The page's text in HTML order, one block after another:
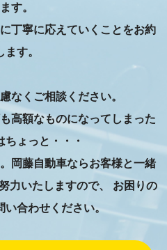
す。
丁寧に応えていくことをお約
ます。
なくご相談ください。
高額なものになってしまった
ちょっと・・・
岡藤自動車ならお客様と一緒
力いたしますので、
お困りの
合わせください。